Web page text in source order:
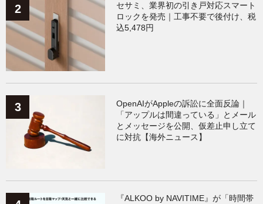
セサミ、業界初の引き戸対応スマート
ロックを発売｜工事不要で後付け、税
込5,478円
OpenAIがAppleの訴訟に全面反論｜
「アップルは間違っている」とメール
とメッセージを公開、仮差止申し立て
に対抗【海外ニュース】
『ALKOO by NAVITIME』が「時間帯